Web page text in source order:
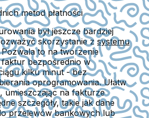
metod płatności
był jeszcze bardziej
skorzystanie z systemu
Pozwala to na tworzenie
bezpośrednio w
kilku minut - bez
oprogramowania. Ułatw
umieszczając na fakturze
szczegóły, takie jak dane
przelewów bankowych lub